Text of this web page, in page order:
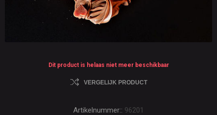
Dit product is helaas niet meer beschikbaar
VERGELIJK PRODUCT
Artikelnummer:: 96201